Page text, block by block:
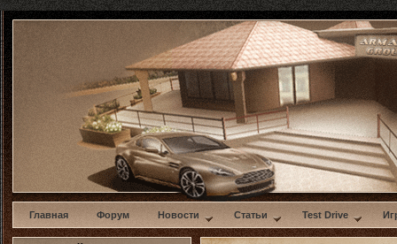
w
Главная Форум Новости Статьи Test Drive